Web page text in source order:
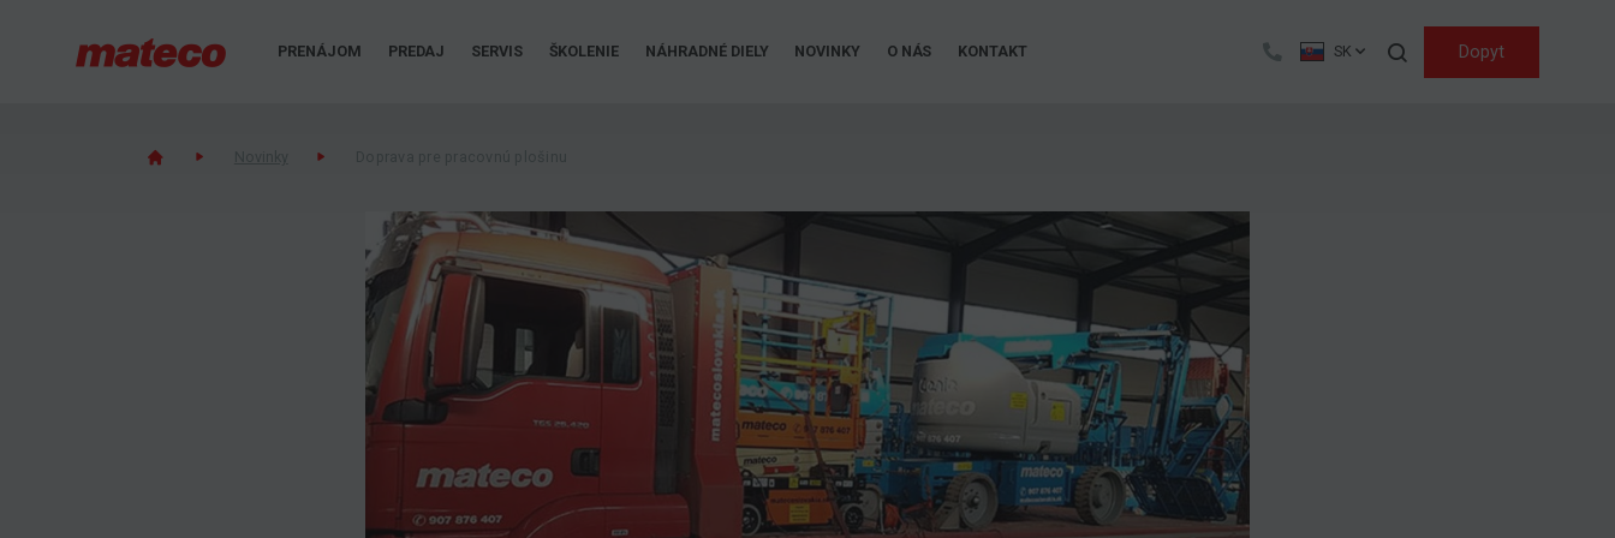
PRENÁJOM PREDAJ SERVIS ŠKOLENIE NÁHRADNÉ DIELY NOVINKY O NÁS KONTAKT SK Dopyt
Hľadať